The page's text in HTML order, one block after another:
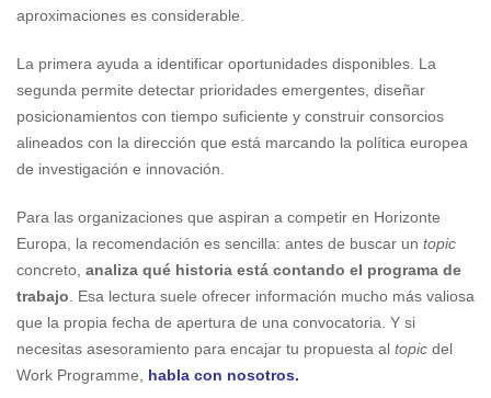
aproximaciones es considerable.
La primera ayuda a identificar oportunidades disponibles. La
segunda permite detectar prioridades emergentes, diseñar
posicionamientos con tiempo suficiente y construir consorcios
alineados con la dirección que está marcando la política europea
de investigación e innovación.
Para las organizaciones que aspiran a competir en Horizonte
Europa, la recomendación es sencilla: antes de buscar un topic
concreto, analiza qué historia está contando el programa de
trabajo. Esa lectura suele ofrecer información mucho más valiosa
que la propia fecha de apertura de una convocatoria. Y si
necesitas asesoramiento para encajar tu propuesta al topic del
Work Programme, habla con nosotros.